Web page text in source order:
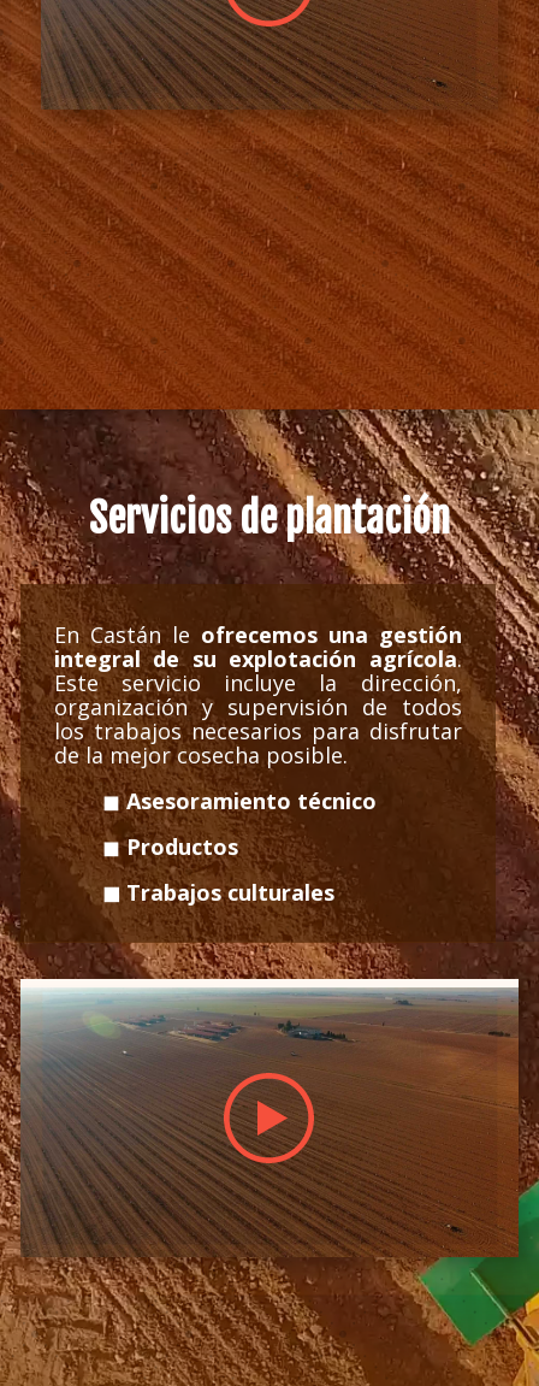
Servicios de plantación
En Castán le ofrecemos una gestión
integral de su explotación agrícola.
Este servicio incluye la dirección,
organización y supervisión de todos
los trabajos necesarios para disfrutar
de la mejor cosecha posible.
◼Asesoramiento técnico
◼Productos
◼ Trabajos culturales